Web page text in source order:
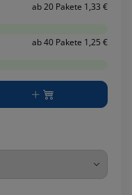
ab 20 Pakete 1,33 €
ab 40 Pakete 1,25 €